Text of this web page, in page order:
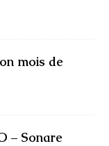
mois de
– Sonare